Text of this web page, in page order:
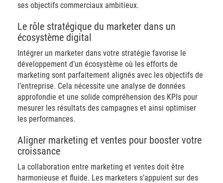
ses objectifs commerciaux ambitieux.
Le rôle stratégique du marketer dans un
écosystème digital
Intégrer un marketer dans votre stratégie favorise le
développement d’un écosystème où les efforts de
marketing sont parfaitement alignés avec les objectifs de
l’entreprise. Cela nécessite une analyse de données
approfondie et une solide compréhension des KPIs pour
mesurer les résultats des campagnes et ainsi optimiser
les performances.
Aligner marketing et ventes pour booster votre
croissance
La collaboration entre marketing et ventes doit être
harmonieuse et fluide. Les marketers s’appuient sur des